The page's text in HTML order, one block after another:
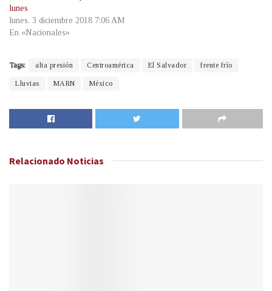
lunes
lunes, 3 diciembre 2018 7:06 AM
En «Nacionales»
Tags: alta presión Centroamérica El Salvador frente frío
Lluvias MARN México
Relacionado Noticias